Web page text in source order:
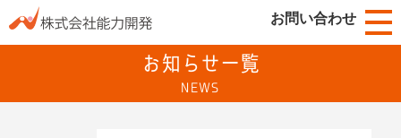
お問い合わせ
お知らせ一覧
NEWS